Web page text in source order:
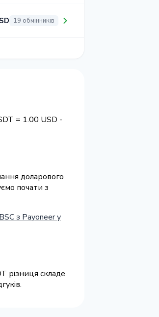
19 обмінників
= 1.00 USD -
доларового
почати з
з Payoneer у
різниця складе